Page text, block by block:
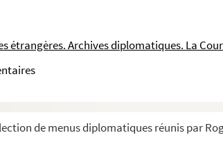
étrangères. Archives diplomatiques. La
de menus diplomatiques réunis par